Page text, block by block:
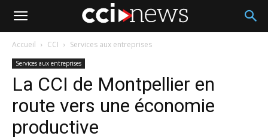
Accueil CCI Services aux entreprises
Services aux entreprises
La CCI de Montpellier en
route vers une économie
productive